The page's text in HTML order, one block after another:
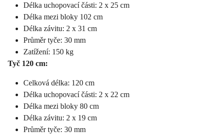
Délka uchopovací části: 2 x 25 cm
Délka mezi bloky 102 cm
Délka závitu: 2 x 31 cm
Průměr tyče: 30 mm
Zatížení: 150 kg
Tyč 120 cm:
Celková délka: 120 cm
Délka uchopovací části: 2 x 22 cm
Délka mezi bloky 80 cm
Délka závitu: 2 x 19 cm
Průměr tyče: 30 mm